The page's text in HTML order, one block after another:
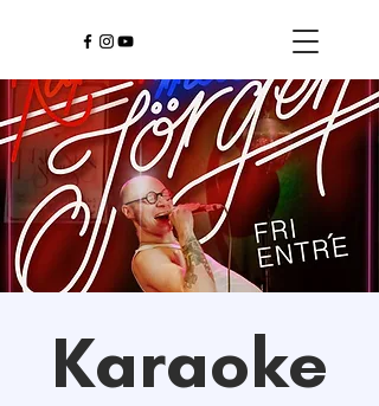
Karaoke